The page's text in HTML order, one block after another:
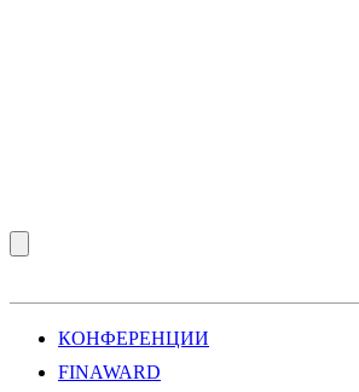
КОНФЕРЕНЦИИ
FINAWARD